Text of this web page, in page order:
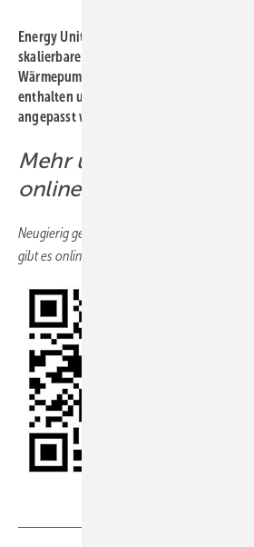
Energy Units sind seriell gefertigte,
skalierbare modulare Energiezentralen,
Wärmepumpen auch Hydraulik,
enthalten und flexibel an
angepasst werden können.
Mehr übe r
online
Neugierig geworden? Weitere Beiträge rund
gibt es online unter: